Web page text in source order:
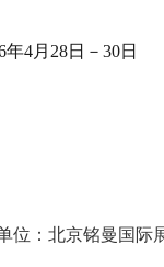
年4月28日－30
北京铭曼国际